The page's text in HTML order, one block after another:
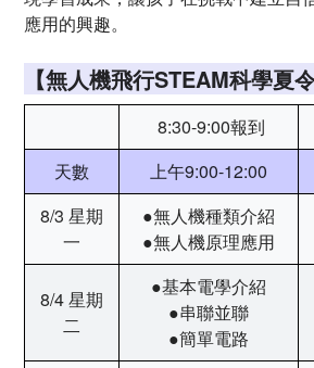
應用的興趣。
【無人機飛行STEAM科學夏令
8:30-9:00報到
天數
上午9:00-12:00
8/3 星期
一
●無人機種類介紹
●無人機原理應用
8/4 星期
二
●基本電學介紹
●串聯並聯
●簡單電路